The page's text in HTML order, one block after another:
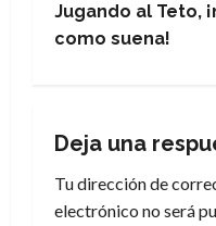
e
c
i
Jugando al Teto,
como suena!
Deja una
Tu dirección de
electrónico no será